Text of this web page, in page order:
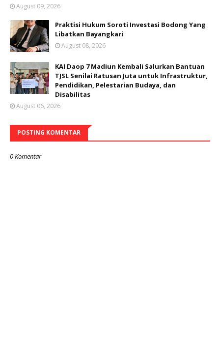
August 09, 2026
Praktisi Hukum Soroti Investasi Bodong Yang
Libatkan Bayangkari
August 08, 2026
KAI Daop 7 Madiun Kembali Salurkan Bantuan
TJSL Senilai Ratusan Juta untuk Infrastruktur,
Pendidikan, Pelestarian Budaya, dan
Disabilitas
August 06, 2026
POSTING KOMENTAR
0 Komentar